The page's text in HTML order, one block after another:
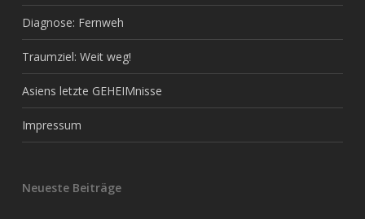
Diagnose: Fernweh
Traumziel: Weit weg!
Asiens letzte GEHEIMnisse
Impressum
Neueste Beiträge